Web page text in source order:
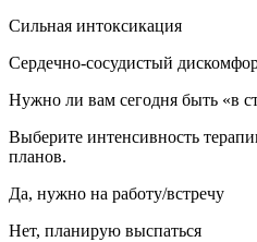
Сильная интоксикация
Сердечно-сосудистый
Нужно ли вам сегодня быть «в
Выберите интенсивность
планов.
Да, нужно на работу/встречу
Нет, планирую выспаться